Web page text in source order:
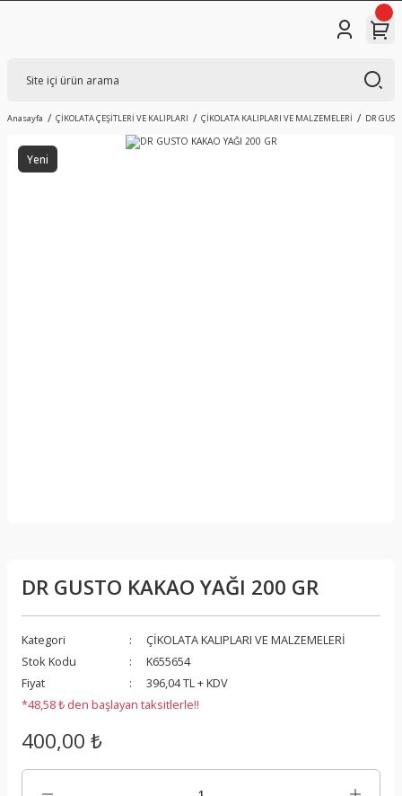
Anasayfa ÇİKOLATA ÇEŞİTLERİ VE KALIPLARI ÇİKOLATA KALIPLARI VE MALZEMELERİ DR
Yeni
DR GUSTO KAKAO YAĞI 200 GR
Kategori
ÇİKOLATA KALIPLARI VE MALZEMELERİ
Stok Kodu
K655654
Fiyat
396,04 TL + KDV
*48,58 ₺ den başlayan taksitlerle!!
400,00 ₺